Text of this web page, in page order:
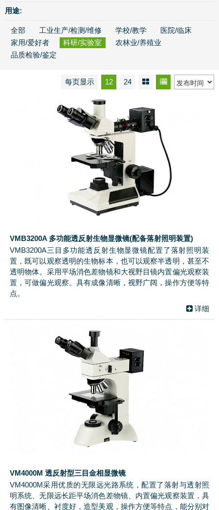
用途:
全部 工业生产/检测/维修 学校/教学
医院/临床
家用/爱好者
科研/实验室
农林业/养殖业
品质检验/鉴定
每页显示 12 24
VMB3200A 多功能透反射生物显微镜(配备落射照明装置)
VMB3200A三目多功能透反射生物显微镜配置了落射照明装
置，既可以观察透明的生物标本，也可以观察半透明，甚至不
透明物体。采用平场消色差物镜和大视野目镜内置偏光观察装
置，可做偏光观察。具有成像清晰，视野广阔，操作方便等特
点。
详细
VM4000M 透反射型三目金相显微镜
VM4000M采用优质的无限远光路系统，配置了落射与透射照
明系统、无限远长距平场消色差物镜、内置偏光观察装置，具
有图像清晰、衬度好，造型美观，操作方便等特点，能分别对